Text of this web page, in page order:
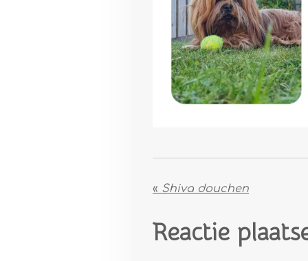
« Shiva douchen
Reactie